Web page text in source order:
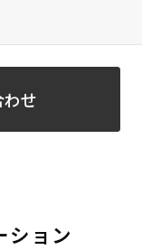
せ
ション